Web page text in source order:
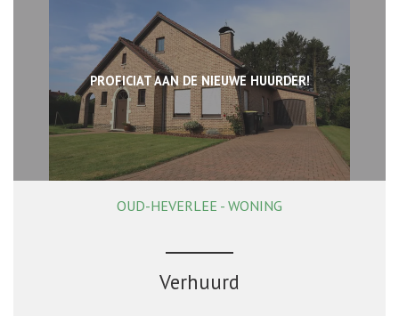
PROFICIAT AAN DE NIEUWE HUURDER!
123 m² 3 1
OUD-HEVERLEE - WONING
Verhuurd